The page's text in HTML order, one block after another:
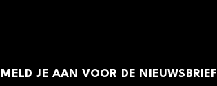
MELD JE AAN VOOR DE NIEUWSBRIEF